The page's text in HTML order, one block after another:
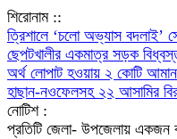
শিরোনাম ::
‎ত্রিশালে ‘চলো অভ্যাস বদলাই’
ছেপটখালীর একমাত্র সড়ক
অর্থ লোপাট হওয়ায় ২ কোটি
হাছান-নওফেলসহ ২২ আসামির
নোটিশ :
প্রতিটি জেলা- উপজেলায়